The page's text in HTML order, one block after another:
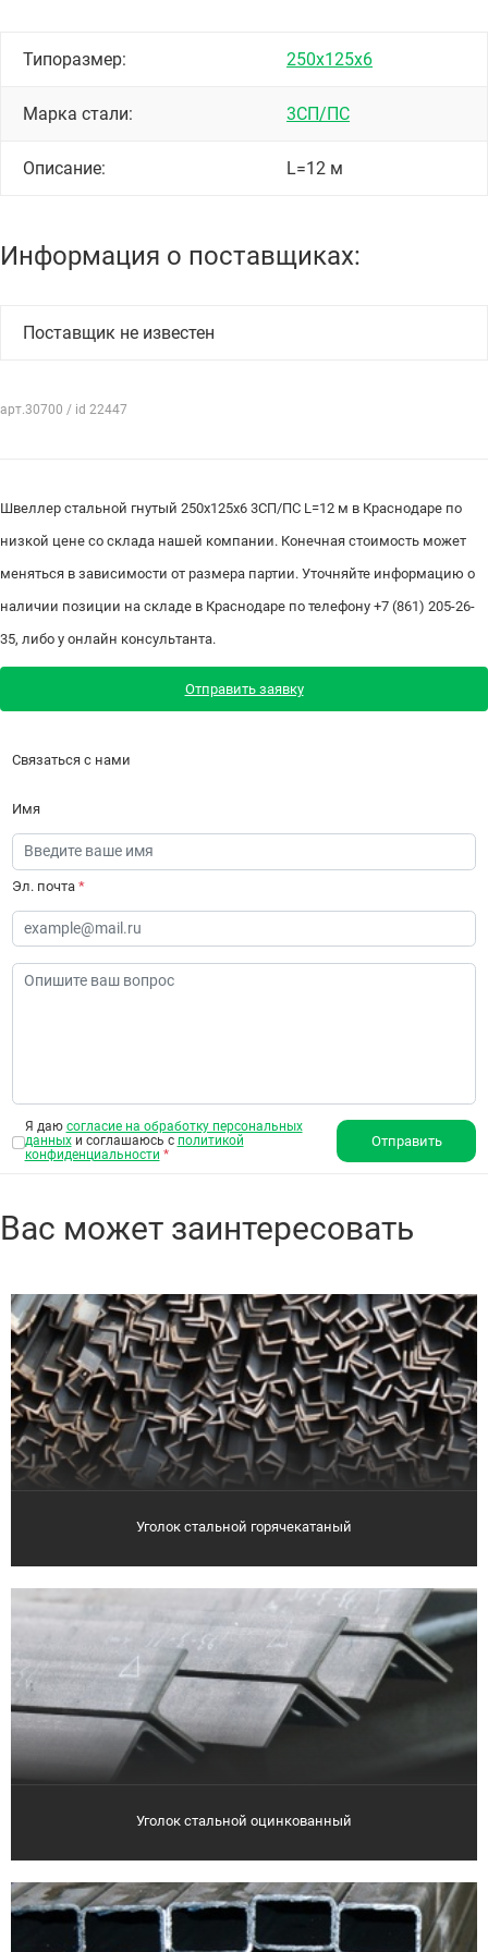
Типоразмер: 250х125х6
Марка стали: 3СП/ПС
Описание: L=12 м
Информация о поставщиках:
Поставщик не известен
арт.30700 / id 22447
Швеллер стальной гнутый 250х125х6 3СП/ПС L=12 м в Краснодаре по
низкой цене со склада нашей компании. Конечная стоимость может
меняться в зависимости от размера партии. Уточняйте информацию о
наличии позиции на складе в Краснодаре по телефону +7 (861) 205-26-
35, либо у онлайн консультанта.
Отправить заявку
Связаться с нами
Имя
Эл. почта *
Я даю согласие на обработку персональных
данныхи соглашаюсь с политикой
конфиденциальности *
Отправить
Вас может заинтересовать
Уголок стальной горячекатаный
Уголок стальной оцинкованный